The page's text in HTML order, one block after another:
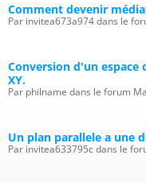
Comment devenir
Par invitea673a974 dans le
Conversion d'un espace
XY.
Par philname dans le forum
Un plan parallele a une
Par invitea633795c dans le